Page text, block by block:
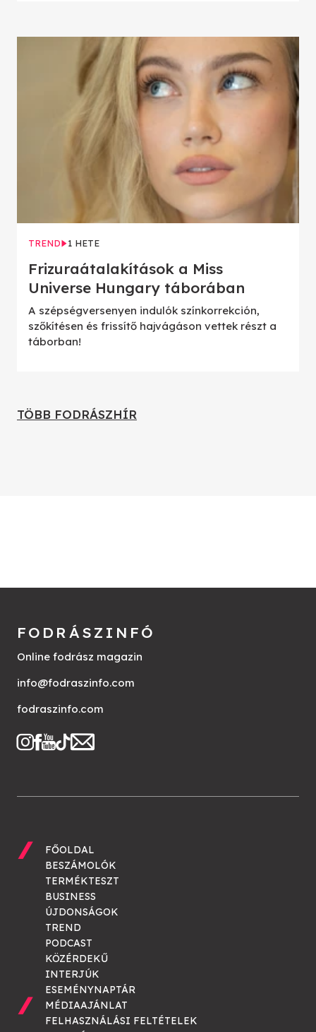
TREND 1 HETE
Frizuraátalakítások a Miss
Universe Hungary táborában
A szépségversenyen indulók színkorrekción,
szőkítésen és frissítő hajvágáson vettek részt a
táborban!
TÖBB FODRÁSZHÍR
FODRÁSZINFÓ
Online fodrász magazin
info@fodraszinfo.com
fodraszinfo.com
FŐOLDAL
BESZÁMOLÓK
TERMÉKTESZT
BUSINESS
ÚJDONSÁGOK
TREND
PODCAST
KÖZÉRDEKŰ
INTERJÚK
ESEMÉNYNAPTÁR
MÉDIAAJÁNLAT
FELHASZNÁLÁSI FELTÉTELEK